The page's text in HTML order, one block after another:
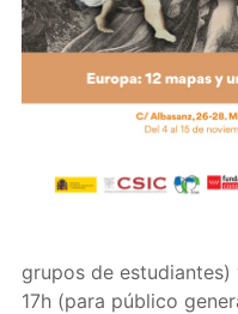
grupos de estudiantes)
17h (para público